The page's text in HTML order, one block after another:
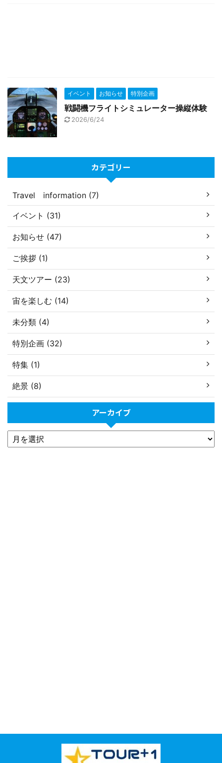
イベント お知らせ 特別企画
戦闘機フライトシミュレーター操縦体験
2026/6/24
カテゴリー
Travel information (7)
イベント (31)
お知らせ (47)
ご挨拶 (1)
天文ツアー (23)
宙を楽しむ (14)
未分類 (4)
特別企画 (32)
特集 (1)
絶景 (8)
アーカイブ